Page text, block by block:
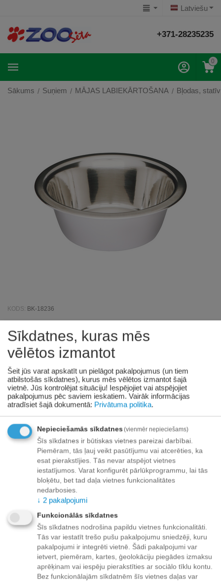
Latviešu
+371-28235235
0
Sākums / Suņiem / MĀJAS LABIEKĀRTOŠANA / Bļodas,
KODS: BK-18236
Barry King Bļoda standarta 4.7 l
€422
(Ieskaitot PVN)
Prece pieejama: 09/08/2026
+
− Grozā
Pievienot vēlmju sarakstam
Piegāde
Preču izsniegšanas punktos -
Līdz dzīvokļa durvīm no 35.00 eur bezmaksas!
Līdz 34.99 EUR piegādes maksa:
Venipak kurjers - 3.90 EUR
Omniva pakomāts - 3.20 EUR
Sīkdatnes, kuras mēs
vēlētos izmantot
Šeit jūs varat apskatīt un pielāgot pakalpojumus (un tiem
atbilstošās sīkdatnes), kurus mēs vēlētos izmantot šajā
vietnē. Jūs kontrolējat situāciju! Iespējojiet vai atspējojiet
pakalpojumus pēc saviem ieskatiem. Vairāk informācijas
atradīsiet šajā dokumentā: Privātuma politika.
Nepieciešamās sīkdatnes (vienmēr nepieciešams)
Šīs sīkdatnes ir būtiskas vietnes pareizai darbībai.
Piemēram, tās ļauj veikt pasūtījumu vai atcerēties, ka
esat pierakstījies. Tās nevar atspējot vietnes
iestatījumos. Varat konfigurēt pārlūkprogrammu, lai tās
bloķētu, bet tad daļa vietnes funkcionalitātes
nedarbosies.
↓ 2 pakalpojumi
Funkcionālās sīkdatnes
Šīs sīkdatnes nodrošina papildu vietnes funkcionalitāti.
Tās var iestatīt trešo pušu pakalpojumu sniedzēji, kuru
pakalpojumi ir integrēti vietnē. Šādi pakalpojumi var
ietvert, piemēram, kartes, ģeolokāciju piegādes izmaksu
aprēķinam vai iespēju pierakstīties ar sociālo tīklu kontu.
Bez funkcionālajām sīkdatnēm šīs vietnes daļas var